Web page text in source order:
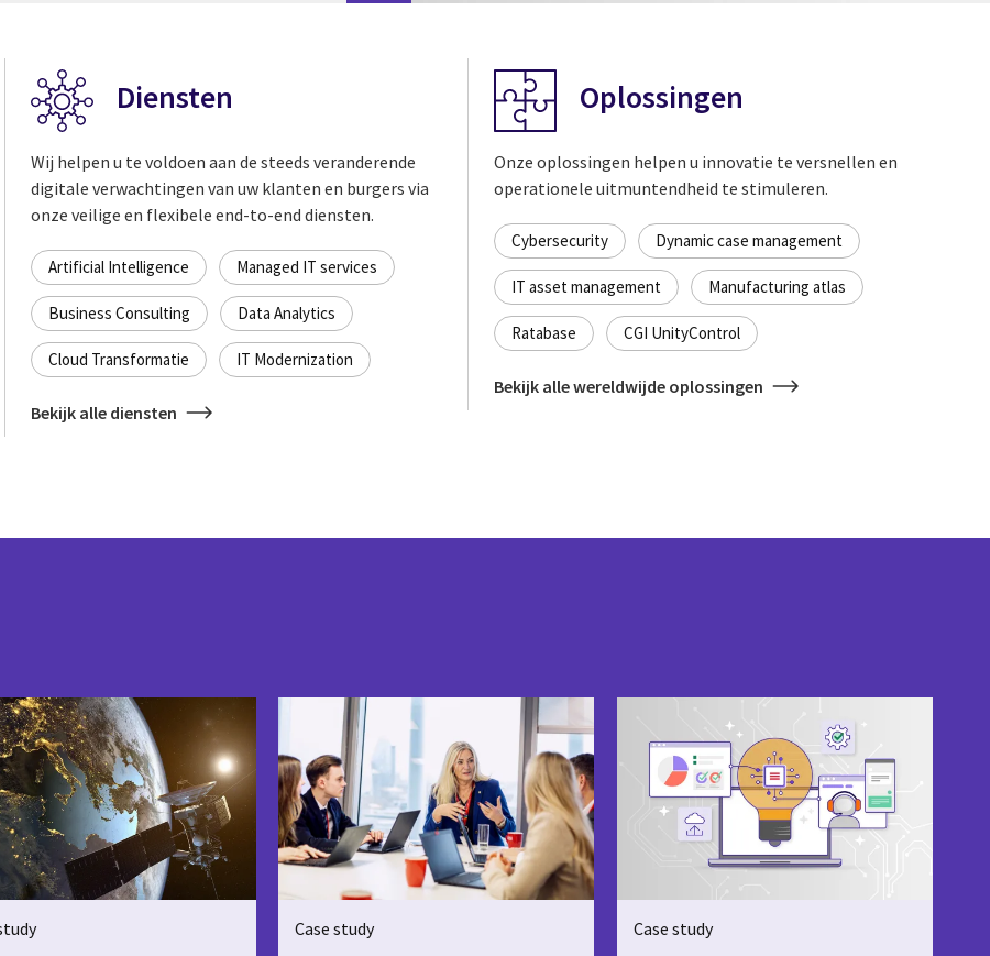
Diensten
Wij helpen u te voldoen aan de steeds veranderende
digitale verwachtingen van uw klanten en burgers via
onze veilige en flexibele end-to-end diensten.
Artificial Intelligence Managed IT services
Business Consulting Data Analytics
Cloud Transformatie IT Modernization
Bekijk alle diensten
Oplossingen
Onze oplossingen helpen u innovatie te versnellen en
operationele uitmuntendheid te stimuleren.
Cybersecurity Dynamic case management
IT asset management Manufacturing atlas
Ratabase CGI UnityControl
Bekijk alle wereldwijde oplossingen
Case study Case study